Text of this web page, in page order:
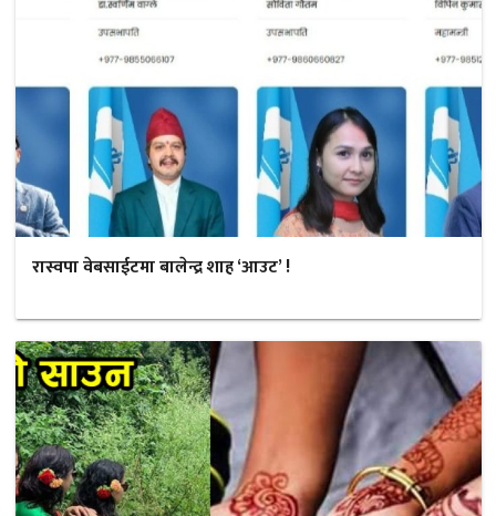
रास्वपा वेबसाईटमा बालेन्द्र शाह ‘आउट’ !